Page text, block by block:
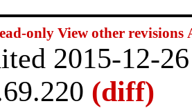
only View other revisions
2015-12-
(diff)